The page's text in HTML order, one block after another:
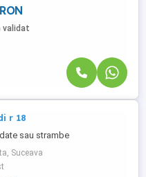
de deschidere ...
validat
r 18
sau strambe
Suceava